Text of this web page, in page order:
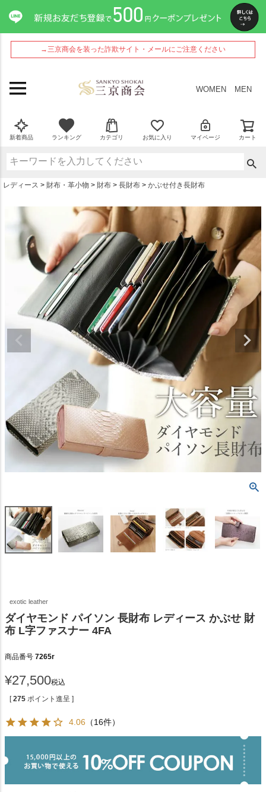
→三京商会を装った詐欺サイト・メールにご注意ください
WOMEN MEN
新着商品 ランキング カテゴリ お気に入り マイページ カート
レディース 財布・革小物 財布 長財布 かぶせ付き長財布
exotic leather
ダイヤモンド パイソン 長財布 レディース かぶせ 財
布 L字ファスナー 4FA
商品番号 7265r
¥27,500税込
[ 275 ポイント進呈 ]
4.06 （16件）
ペー
ジト
ップ
へ